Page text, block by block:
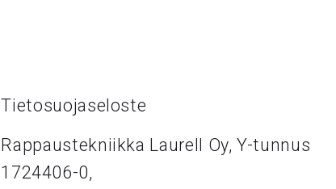
Tietosuojaseloste
Rappaustekniikka Laurell Oy, Y-tunnus
1724406-0,